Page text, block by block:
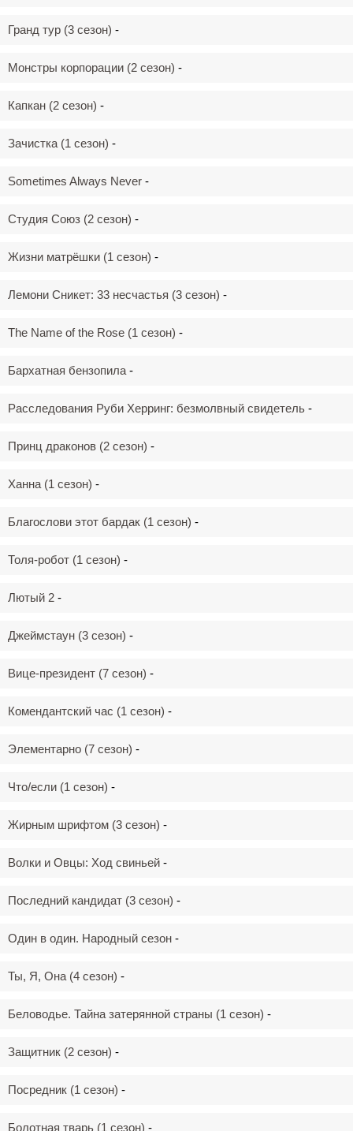
Гранд тур (3 сезон) -
Монстры корпорации (2 сезон) -
Капкан (2 сезон) -
Зачистка (1 сезон) -
Sometimes Always Never -
Студия Союз (2 сезон) -
Жизни матрёшки (1 сезон) -
Лемони Сникет: 33 несчастья (3 сезон) -
The Name of the Rose (1 сезон) -
Бархатная бензопила -
Расследования Руби Херринг: безмолвный свидетель -
Принц драконов (2 сезон) -
Ханна (1 сезон) -
Благослови этот бардак (1 сезон) -
Толя-робот (1 сезон) -
Лютый 2 -
Джеймстаун (3 сезон) -
Вице-президент (7 сезон) -
Комендантский час (1 сезон) -
Элементарно (7 сезон) -
Что/если (1 сезон) -
Жирным шрифтом (3 сезон) -
Волки и Овцы: Ход свиньей -
Последний кандидат (3 сезон) -
Один в один. Народный сезон -
Ты, Я, Она (4 сезон) -
Беловодье. Тайна затерянной страны (1 сезон) -
Защитник (2 сезон) -
Посредник (1 сезон) -
Болотная тварь (1 сезон) -